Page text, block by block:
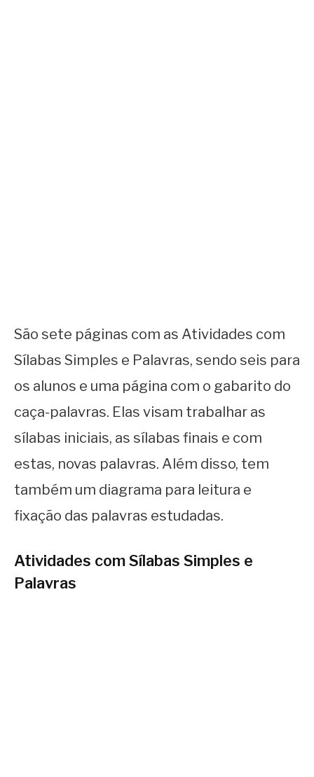
São sete páginas com as Atividades com
Sílabas Simples e Palavras, sendo seis para
os alunos e uma página com o gabarito do
caça-palavras. Elas visam trabalhar as
sílabas iniciais, as sílabas finais e com
estas, novas palavras. Além disso, tem
também um diagrama para leitura e
fixação das palavras estudadas.
Atividades com Sílabas Simples e
Palavras